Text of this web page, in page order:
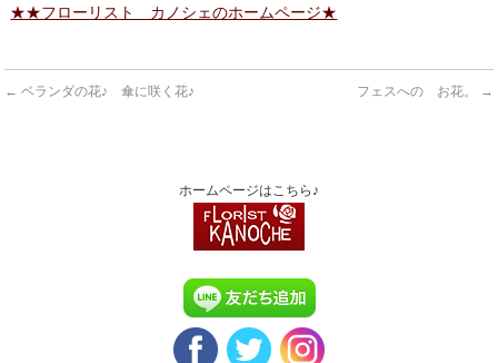
★★フローリスト カノシェのホームページ★
← ベランダの花♪ 傘に咲く花♪ フェスへの お花。 →
ホームページはこちら♪